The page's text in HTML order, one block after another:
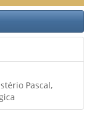
Pascal,